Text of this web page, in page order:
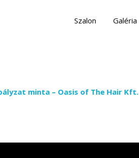
Szalon Galéria
minta – Oasis of The Hair Kft.